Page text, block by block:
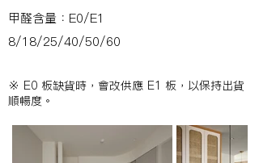
甲醛含量：E0/E1
8/18/25/40/50/60
※ E0 板缺貨時，會改供應 E1 板，以保持出貨
順暢度。